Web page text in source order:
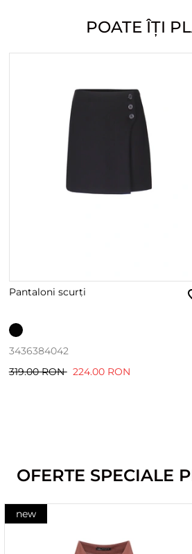
POATE ÎȚI
Pantaloni scurți
3436384042
319.00 RON 224.00 RON
OFERTE SPECIALE
new